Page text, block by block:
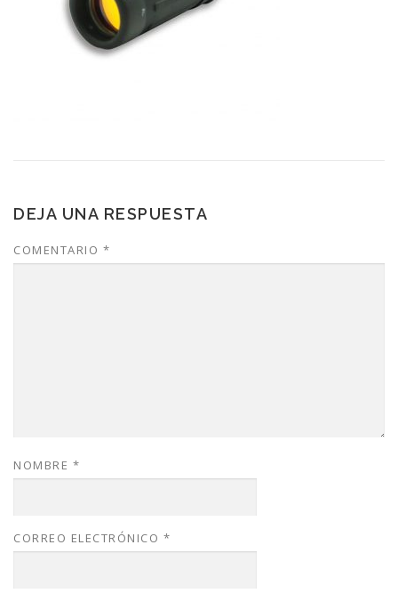
DEJA UNA RESPUESTA
COMENTARIO *
NOMBRE *
CORREO ELECTRÓNICO *